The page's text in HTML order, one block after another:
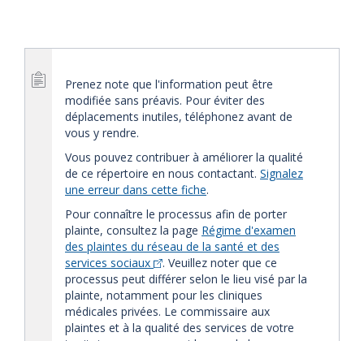
Prenez note que l'information peut être
modifiée sans préavis. Pour éviter des
déplacements inutiles, téléphonez avant de
vous y rendre.
Vous pouvez contribuer à améliorer la qualité
de ce répertoire en nous contactant. Signalez
une erreur dans cette fiche.
Pour connaître le processus afin de porter
plainte, consultez la page Régime d'examen
des plaintes du réseau de la santé et des
services sociaux
. Veuillez noter que ce
processus peut différer selon le lieu visé par la
plainte, notamment pour les cliniques
médicales privées. Le commissaire aux
plaintes et à la qualité des services de votre